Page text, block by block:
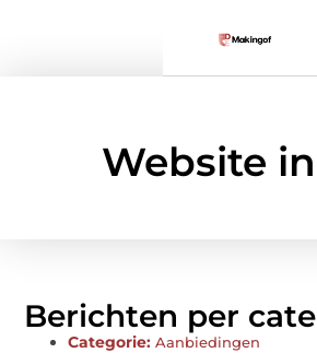
Website
Berichten per
Categorie: Aanbiedingen